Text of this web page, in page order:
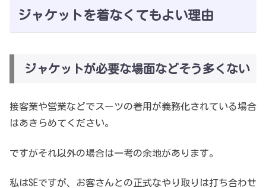
ジャケットを着なくてもよい理由
ジャケットが必要な場面などそう多くない
接客業や営業などでスーツの着用が義務化されている場合
はあきらめてください。
ですがそれ以外の場合は一考の余地があります。
私はSEですが、お客さんとの正式なやり取りは打ち合わせ